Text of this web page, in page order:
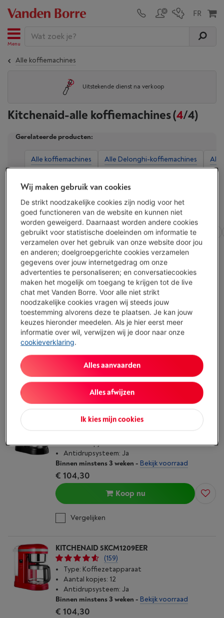
Menu
Alle koffiemachines
Uitstekende dienst na verkoop
Kitchenaid-alle koffiemachines(4/4)
Gerelateerde producten:
Alle koffiemachines Alle Delonghi-koffiemachines Alle
Weergave
Alle filters Type koffiemachine Compatibel met
KITCHENAID ARTISAN EMPIRE RED
5KES6503EER
(33)
Type: Klassieke espresso
Druk: 15 bar
Instelbaar melkvolume: Neen
Niet online te koop
-Bekijk voorraad
€ 449,00
Bekijk winkelvoorraad
Vergelijken
(159)
Aantal kopjes: 12
Antidrupsysteem: Ja
Binnen minstens 3 weken - Bekijk voorraad
€ 104,30
Koop nu
Vergelijken
KITCHENAID 5KCM1209EER
(159)
Type: Koffiezetapparaat
Aantal kopjes: 12
Antidrupsysteem: Ja
Binnen minstens 3 weken - Bekijk voorraad
€ 104,30
Wij maken gebruik van cookies
De strikt noodzakelijke cookies zijn nodig voor het
goed functioneren van de website en kunnen niet
worden geweigerd. Daarnaast worden andere cookies
gebruikt voor statistische doeleinden om informatie te
verzamelen over het gebruik van onze website door jou
en anderen; doelgroepgerichte cookies verzamelen
gegevens over jouw internetgedrag om onze
advertenties te personaliseren; en conversatiecookies
maken het mogelijk om toegang te krijgen tot de live
chat met Vanden Borre. Voor alle niet strikt
noodzakelijke cookies vragen wij steeds jouw
toestemming alvorens deze te plaatsen. Je kan jouw
keuzes hieronder meedelen. Als je hier eerst meer
informatie over wil, verwijzen wij je door naar onze
cookieverklaring.
Ik kies mijn cookies
Alles afwijzen
Alles aanvaarden